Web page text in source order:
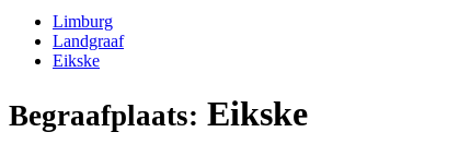
Limburg
Landgraaf
Eikske
Begraafplaats: Eikske